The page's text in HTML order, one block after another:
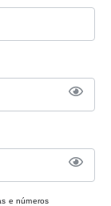
e números